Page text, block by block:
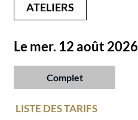
ATELIERS
Le mer. 12 août 2026
Complet
LISTE DES TARIFS